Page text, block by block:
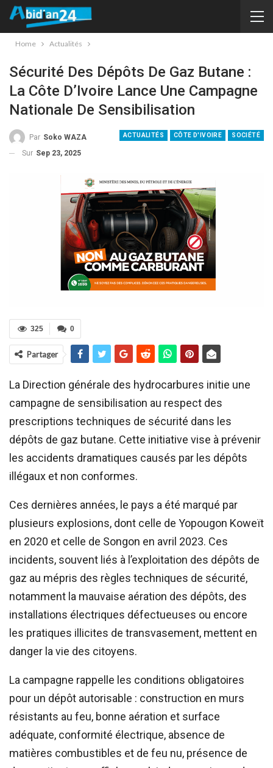
Home Actualités
Sécurité Des Dépôts De Gaz Butane :
La Côte D’Ivoire Lance Une Campagne
Nationale De Sensibilisation
ACTUALITÉS CÔTE D'IVOIRE SOCIÉTÉ
Par Soko WAZA
Sur Sep 23, 2025
0
325
Partager
La Direction générale des hydrocarbures initie une
campagne de sensibilisation au respect des
prescriptions techniques de sécurité dans les
dépôts de gaz butane. Cette initiative vise à prévenir
les accidents dramatiques causés par les dépôts
illégaux et non conformes.
Ces dernières années, le pays a été marqué par
plusieurs explosions, dont celle de Yopougon Koweït
en 2020 et celle de Songon en avril 2023. Ces
incidents, souvent liés à l’exploitation des dépôts de
gaz au mépris des règles techniques de sécurité,
notamment la mauvaise aération des dépôts, des
installations électriques défectueuses ou encore
les pratiques illicites de transvasement, mettent en
danger la vie des citoyens.
La campagne rappelle les conditions obligatoires
pour un dépôt autorisable : construction en murs
résistants au feu, bonne aération et surface
adéquate, conformité électrique, absence de
matières combustibles et de feu nu, présence de